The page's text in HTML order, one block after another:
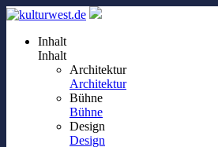
Inhalt
Inhalt
Architektur
Architektur
Bühne
Bühne
Design
Design